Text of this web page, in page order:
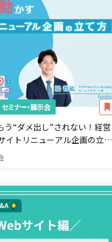
セミナー・展示会
う“ダメ出し”されない！経営
イトリニューアル企画の立て